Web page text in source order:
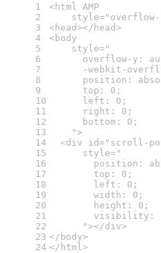
1
2
3
4
5
6
7
8
9
10
11
12
13
14
15
16
17
18
19
20
21
22
23
24
< html
AMP
style=
< head></ head>
< body
style= "
overflow-y:
-webkit-
position:
      top: 0;
      left: 0;
      right: 0;
      bottom: 0;
    "
>
<div id= "scroll-
style= "
position:
        top: 0;
        left: 0;
        width: 0;
        height: 0;
visibility:
      "
></div>
</ body>
</ html >